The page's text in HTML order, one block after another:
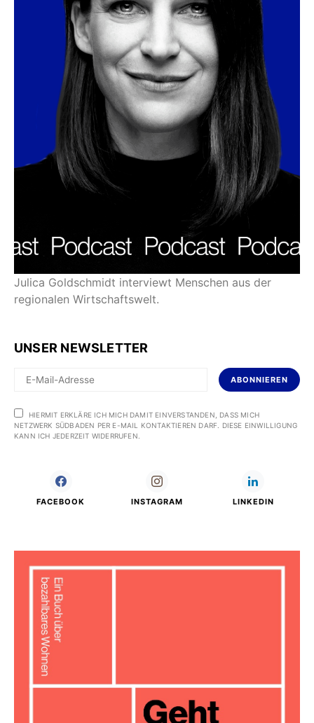
Julica Goldschmidt interviewt Menschen aus der
regionalen Wirtschaftswelt.
UNSER NEWSLETTER
ABONNIEREN
HIERMIT ERKLÄRE ICH MICH DAMIT EINVERSTANDEN, DASS MICH
NETZWERK SÜDBADEN PER E-MAIL KONTAKTIEREN DARF. DIESE EINWILLIGUNG
KANN ICH JEDERZEIT WIDERRUFEN.
FACEBOOK INSTAGRAM LINKEDIN